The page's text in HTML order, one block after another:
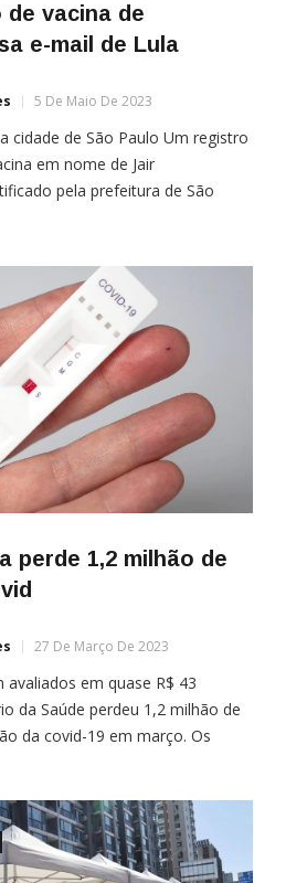
vacina de
e-mail de Lula
5 De Maio De 2023
cidade de São Paulo Um registro
em nome de Jair
pela prefeitura de São
O CPF, o nome e
do ex-presidente preenchidos
perde 1,2 milhão de
27 De Março De 2023
em quase R$ 43
da Saúde perdeu 1,2 milhão de
da covid-19 em março. Os
são do tipo RT-PCR e
o diagnóstico […]